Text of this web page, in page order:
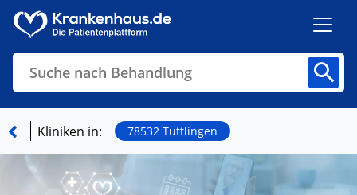
Suche nach Behandlung
Kliniken in: 78532 Tuttlingen